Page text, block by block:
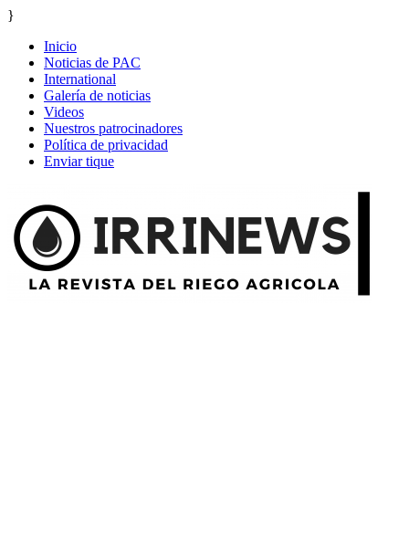
}
Inicio
Noticias de PAC
International
Galería de noticias
Videos
Nuestros patrocinadores
Política de privacidad
Enviar tique